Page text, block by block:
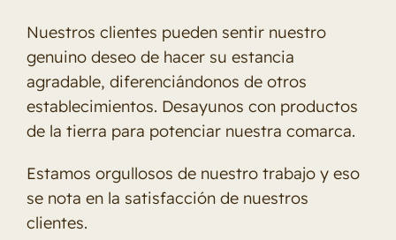
Nuestros clientes pueden sentir nuestro
genuino deseo de hacer su estancia
agradable, diferenciándonos de otros
establecimientos. Desayunos con productos
de la tierra para potenciar nuestra comarca.
Estamos orgullosos de nuestro trabajo y eso
se nota en la satisfacción de nuestros
clientes.